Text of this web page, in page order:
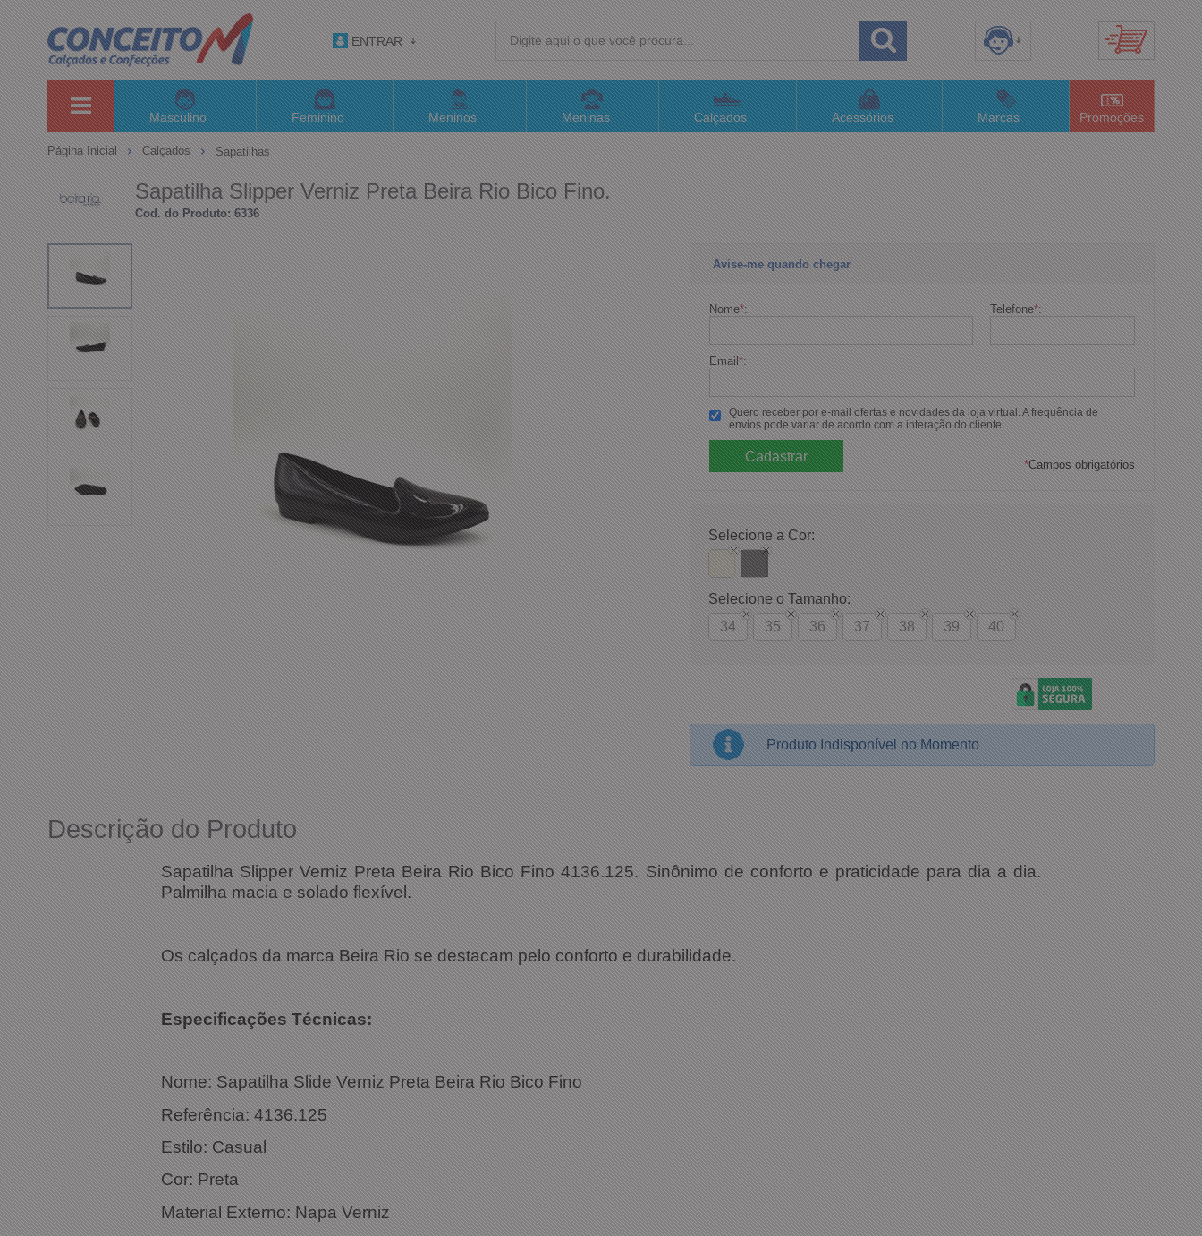
ENTRAR
(48) 3658-4820
(48)996063435
sac@lojaconceitom.com.br
Atendimento Online
Masculino Feminino Meninos Meninas Calçados Acessórios Marcas Promoções
Página Inicial Calçados Sapatilhas
Sapatilha Slipper Verniz Preta Beira Rio Bico Fino.
Cod. do Produto: 6336
Avise-me quando chegar
Nome*: Telefone*:
Email*:
Quero receber por e-mail ofertas e novidades da loja virtual. A frequência de
envios pode variar de acordo com a interação do cliente.
*Campos obrigatórios
Selecione a Cor:
Selecione o Tamanho:
34
35 36 37 38 39 40
Produto Indisponível no Momento
Descrição do Produto
Sapatilha Slipper Verniz Preta Beira Rio Bico Fino 4136.125. Sinônimo de conforto e praticidade para dia a dia.
Palmilha macia e solado flexível.
Os calçados da marca Beira Rio se destacam pelo conforto e durabilidade.
Especificações Técnicas:
Nome: Sapatilha Slide Verniz Preta Beira Rio Bico Fino
Referência: 4136.125
Estilo: Casual
Cor: Preta
Material Externo: Napa Verniz